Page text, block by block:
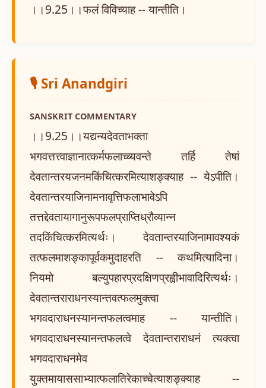
।।9.25।।फलं विविच्याह -- यान्तीति।
🎙️ Sri Anandgiri
SANSKRIT COMMENTARY
।।9.25।।यद्यन्यदेवताभक्ता
भगवत्तत्त्वाज्ञानात्कर्मफलाच्च्यवन्ते तर्हि तेषां
देवतान्तरयजनमकिंचित्करमित्याशङ्क्याह -- येऽपीति।
देवतान्तरयाजिनामनावृत्तिफलाभावेऽपि
तत्तद्देवतायागानुरूपफलप्राप्तिध्रौव्यान्न
तदकिंचित्करमित्यर्थः। देवतान्तरयाजिनामावश्यकं
तत्फलमाशङ्कापूर्वकमुदाहरति -- कथमित्यादिना।
नियमो बल्युपहारप्रदक्षिणप्रह्वीभावादिरित्यर्थः।
देवतान्तराराधनस्यान्तवत्फलमुक्त्वा
भगवदाराधनस्यानन्तफलत्वमाह -- यान्तीति।
भगवदाराधनस्यानन्तफलत्वे देवतान्तराराधनं त्यक्त्वा
भगवदाराधनमेव
युक्तमायाससाभ्यात्फलातिरेकाच्चेत्याशङ्क्याह --